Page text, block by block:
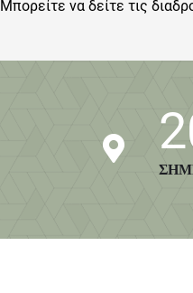
Μπορείτε να δείτε τις